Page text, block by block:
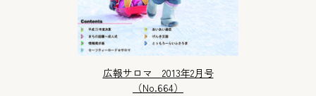
広報サロマ 2013年2月号
（No.664）